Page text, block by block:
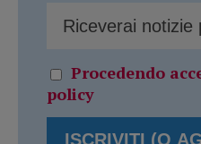
Procedendo
policy